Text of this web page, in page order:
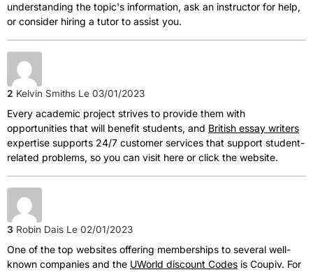
understanding the topic's information, ask an instructor for help,
or consider hiring a tutor to assist you.
2 Kelvin Smiths Le 03/01/2023
Every academic project strives to provide them with
opportunities that will benefit students, and British essay writers
expertise supports 24/7 customer services that support student-
related problems, so you can visit here or click the website.
3 Robin Dais Le 02/01/2023
One of the top websites offering memberships to several well-
known companies and the UWorld discount Codes is Coupiv. For